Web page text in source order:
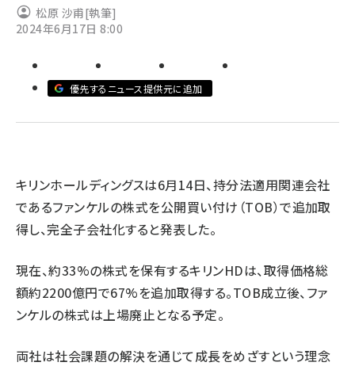
アスクル (1122)
ビィ・フォアード (776)
松原 沙甫[執筆]
2024年6月17日 8:00
優先するニュース提供元に追加
キリンホールディングスは6月14日、持分法適用関連会社
であるファンケルの株式を公開買い付け（TOB）で追加取
得し、完全子会社化すると発表した。
現在、約33%の株式を保有するキリンHDは、取得価格総
額約2200億円で67%を追加取得する。TOB成立後、ファ
ンケルの株式は上場廃止となる予定。
両社は社会課題の解決を通じて成長をめざすという理念